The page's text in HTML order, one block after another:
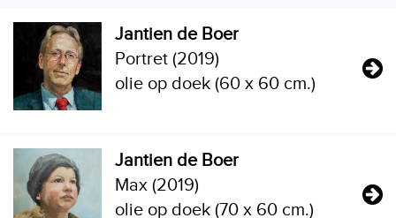
Jantien de Boer
Portret (2019)
olie op doek (60 x 60 cm.)
Jantien de Boer
Max (2019)
olie op doek (70 x 60 cm.)